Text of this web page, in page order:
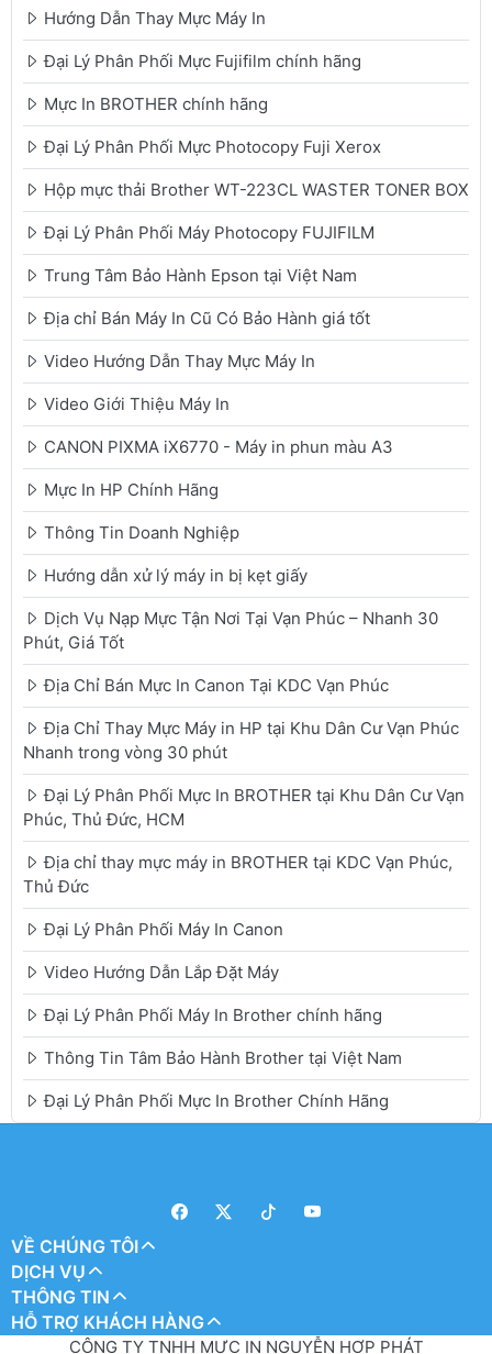
Hướng Dẫn Thay Mực Máy In
Đại Lý Phân Phối Mực Fujifilm chính hãng
Mực In BROTHER chính hãng
Đại Lý Phân Phối Mực Photocopy Fuji Xerox
Hộp mực thải Brother WT-223CL WASTER TONER BOX
Đại Lý Phân Phối Máy Photocopy FUJIFILM
Trung Tâm Bảo Hành Epson tại Việt Nam
Địa chỉ Bán Máy In Cũ Có Bảo Hành giá tốt
Video Hướng Dẫn Thay Mực Máy In
Video Giới Thiệu Máy In
CANON PIXMA iX6770 - Máy in phun màu A3
Mực In HP Chính Hãng
Thông Tin Doanh Nghiệp
Hướng dẫn xử lý máy in bị kẹt giấy
Dịch Vụ Nạp Mực Tận Nơi Tại Vạn Phúc – Nhanh 30
Phút, Giá Tốt
Địa Chỉ Bán Mực In Canon Tại KDC Vạn Phúc
Địa Chỉ Thay Mực Máy in HP tại Khu Dân Cư Vạn Phúc
Nhanh trong vòng 30 phút
Đại Lý Phân Phối Mực In BROTHER tại Khu Dân Cư Vạn
Phúc, Thủ Đức, HCM
Địa chỉ thay mực máy in BROTHER tại KDC Vạn Phúc,
Thủ Đức
Đại Lý Phân Phối Máy In Canon
Video Hướng Dẫn Lắp Đặt Máy
Đại Lý Phân Phối Máy In Brother chính hãng
Thông Tin Tâm Bảo Hành Brother tại Việt Nam
Đại Lý Phân Phối Mực In Brother Chính Hãng
VỀ CHÚNG TÔI
DỊCH VỤ
THÔNG TIN
HỖ TRỢ KHÁCH HÀNG
CÔNG TY TNHH MỰC IN NGUYỄN HỢP PHÁT